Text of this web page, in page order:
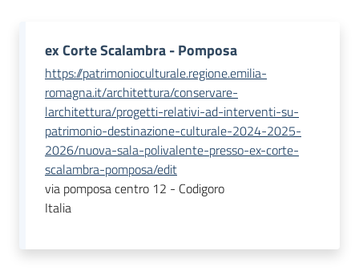
Mediateca
Giuseppe
Guglielmi
Seguici
ex Corte Scalambra - Pomposa
https://patrimonioculturale.regione.emilia-
romagna.it/architettura/conservare-
larchitettura/progetti-relativi-ad-interventi-su-
patrimonio-destinazione-culturale-2024-2025-
2026/nuova-sala-polivalente-presso-ex-corte-
scalambra-pomposa/edit
via pomposa centro 12 - Codigoro
Italia